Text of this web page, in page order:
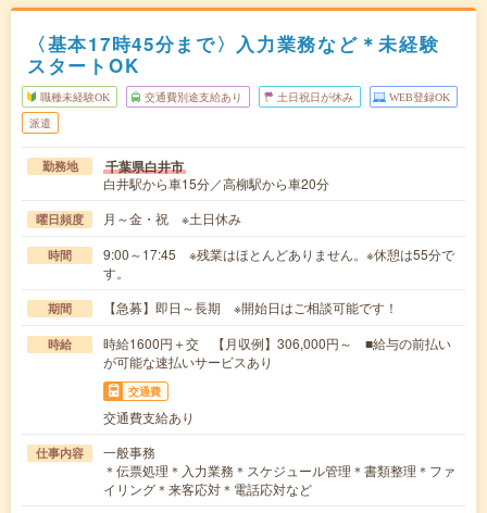
〈基本17時45分まで〉入力業務など＊未経験
スタートOK
職種未経験OK 交通費別途支給あり 土日祝日が休み WEB登録OK
派遣
勤務地 千葉県白井市
白井駅から車15分／高柳駅から車20分
曜日頻度 月～金・祝 ※土日休み
時間
9:00～17:45 ※残業はほとんどありません。※休憩は55分で
す。
期間 【急募】即日～長期 ※開始日はご相談可能です！
時給
時給1600円＋交 【月収例】306,000円～ ■給与の前払い
が可能な速払いサービスあり
交通費
交通費支給あり
仕事内容
一般事務
＊伝票処理＊入力業務＊スケジュール管理＊書類整理＊ファ
イリング＊来客応対＊電話応対など